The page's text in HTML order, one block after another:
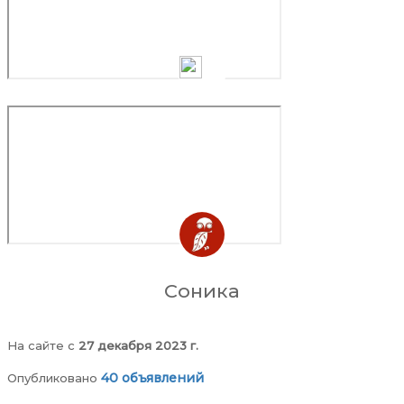
Соника
На сайте c 27 декабря 2023 г.
Опубликовано 40 объявлений